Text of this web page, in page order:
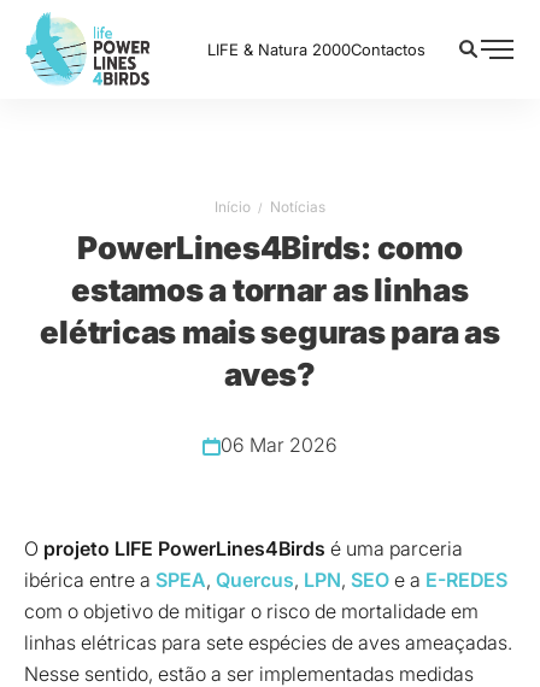
LIFE & Natura 2000Contactos
Início Notícias
PowerLines4Birds: como
estamos a tornar as linhas
elétricas mais seguras para as
aves?
06 Mar 2026
O projeto LIFE PowerLines4Birds é uma parceria
ibérica entre a SPEA, Quercus, LPN, SEO e a E-REDES
com o objetivo de mitigar o risco de mortalidade em
linhas elétricas para sete espécies de aves ameaçadas.
Nesse sentido, estão a ser implementadas medidas